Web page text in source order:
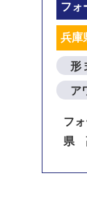
フォ
兵庫
形
ア
フ
県